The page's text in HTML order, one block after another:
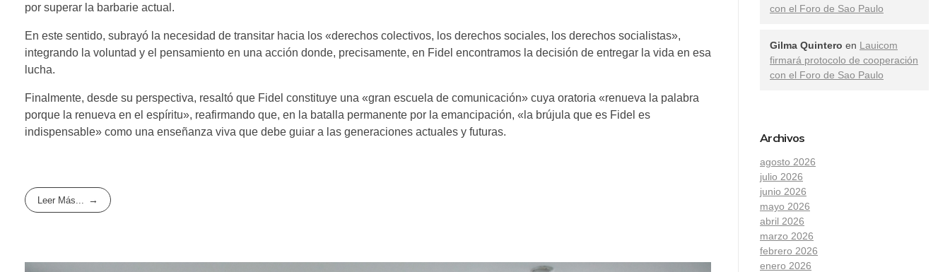
por superar la barbarie actual.
En este sentido, subrayó la necesidad de transitar hacia los «derechos colectivos, los derechos sociales, los derechos socialistas»,
integrando la voluntad y el pensamiento en una acción donde, precisamente, en Fidel encontramos la decisión de entregar la vida en esa
lucha.
Finalmente, desde su perspectiva, resaltó que Fidel constituye una «gran escuela de comunicación» cuya oratoria «renueva la palabra
porque la renueva en el espíritu», reafirmando que, en la batalla permanente por la emancipación, «la brújula que es Fidel es
indispensable» como una enseñanza viva que debe guiar a las generaciones actuales y futuras.
Leer Más...
con el Foro de Sao Paulo
Gilma Quintero en Lauicom
firmará protocolo de cooperación
con el Foro de Sao Paulo
Archivos
agosto 2026
julio 2026
junio 2026
mayo 2026
abril 2026
marzo 2026
febrero 2026
enero 2026